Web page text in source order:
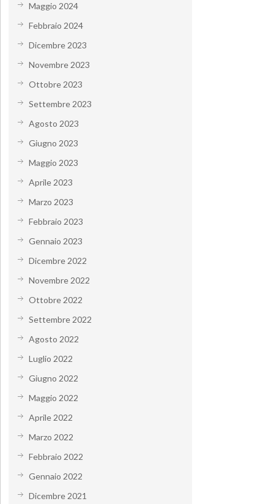
Maggio 2024
Febbraio 2024
Dicembre 2023
Novembre 2023
Ottobre 2023
Settembre 2023
Agosto 2023
Giugno 2023
Maggio 2023
Aprile 2023
Marzo 2023
Febbraio 2023
Gennaio 2023
Dicembre 2022
Novembre 2022
Ottobre 2022
Settembre 2022
Agosto 2022
Luglio 2022
Giugno 2022
Maggio 2022
Aprile 2022
Marzo 2022
Febbraio 2022
Gennaio 2022
Dicembre 2021